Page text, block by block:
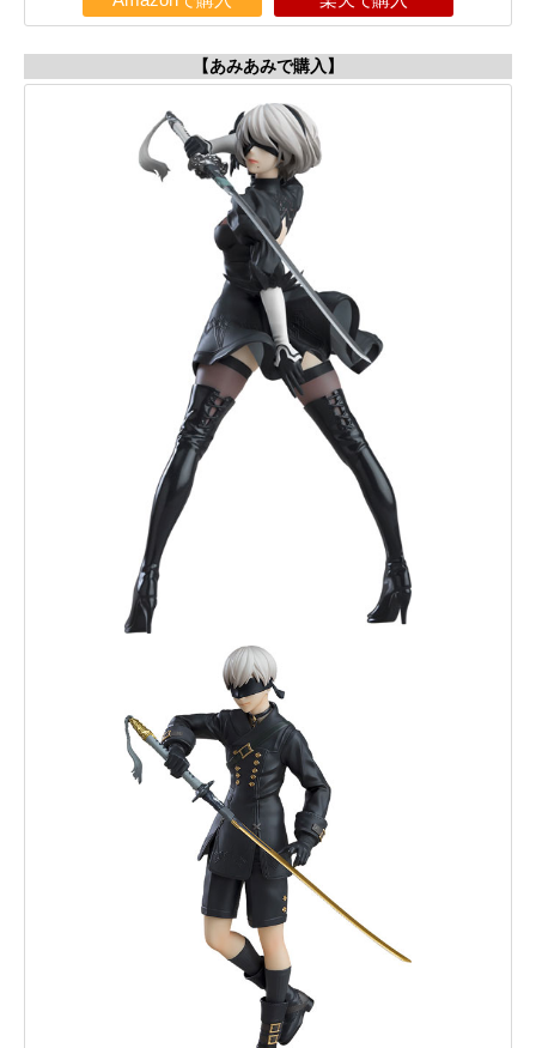
【あみあみで購入】